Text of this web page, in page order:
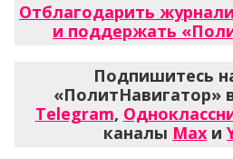
Отблагодарить
и поддержать
Подпишитесь
«ПолитНавигатор»
Telegram,
каналы Max и